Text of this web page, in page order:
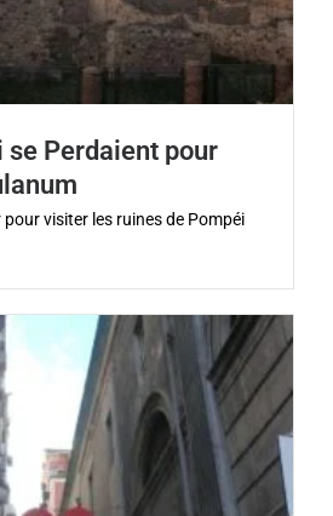
se Perdaient pour
visiter les ruines de Pompéi